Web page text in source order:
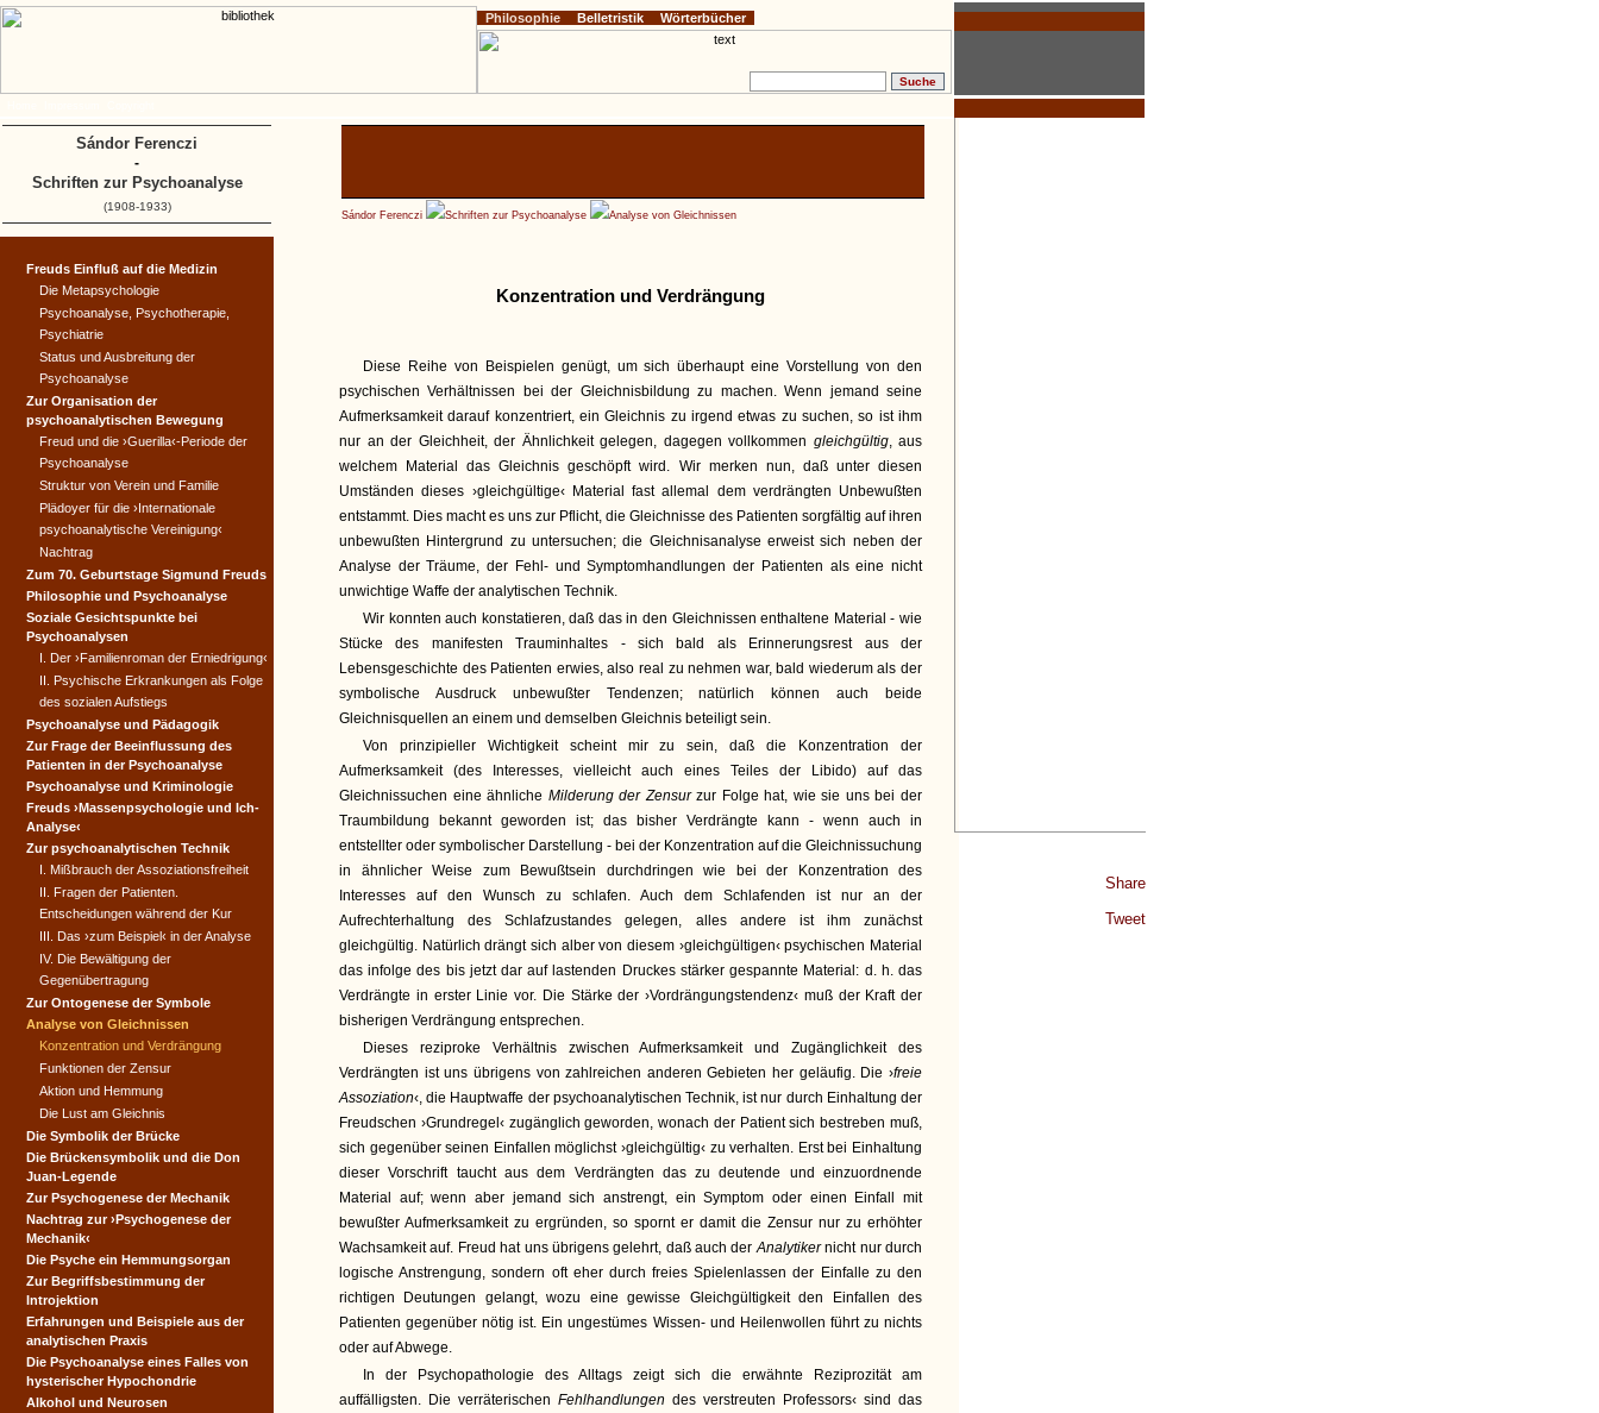
Share
Tweet
Sándor Ferenczi Schriften zur Psychoanalyse Analyse von Gleichnissen
Konzentration und Verdrängung
Diese Reihe von Beispielen genügt, um sich überhaupt eine Vorstellung von den
psychischen Verhältnissen bei der Gleichnisbildung zu machen. Wenn jemand seine
Aufmerksamkeit darauf konzentriert, ein Gleichnis zu irgend etwas zu suchen, so ist ihm
nur an der Gleichheit, der Ähnlichkeit gelegen, dagegen vollkommen gleichgültig, aus
welchem Material das Gleichnis geschöpft wird. Wir merken nun, daß unter diesen
Umständen dieses ›gleichgültige‹ Material fast allemal dem verdrängten Unbewußten
entstammt. Dies macht es uns zur Pflicht, die Gleichnisse des Patienten sorgfältig auf ihren
unbewußten Hintergrund zu untersuchen; die Gleichnisanalyse erweist sich neben der
Analyse der Träume, der Fehl- und Symptomhandlungen der Patienten als eine nicht
unwichtige Waffe der analytischen Technik.
Wir konnten auch konstatieren, daß das in den Gleichnissen enthaltene Material - wie
Stücke des manifesten Trauminhaltes - sich bald als Erinnerungsrest aus der
Lebensgeschichte des Patienten erwies, also real zu nehmen war, bald wiederum als der
symbolische Ausdruck unbewußter Tendenzen; natürlich können auch beide
Gleichnisquellen an einem und demselben Gleichnis beteiligt sein.
Von prinzipieller Wichtigkeit scheint mir zu sein, daß die Konzentration der
Aufmerksamkeit (des Interesses, vielleicht auch eines Teiles der Libido) auf das
Gleichnissuchen eine ähnliche Milderung der Zensurzur Folge hat, wie sie uns bei der
Traumbildung bekannt geworden ist; das bisher Verdrängte kann - wenn auch in
entstellter oder symbolischer Darstellung - bei der Konzentration auf die Gleichnissuchung
in ähnlicher Weise zum Bewußtsein durchdringen wie bei der Konzentration des
Interesses auf den Wunsch zu schlafen. Auch dem Schlafenden ist nur an der
Aufrechterhaltung des Schlafzustandes gelegen, alles andere ist ihm zunächst
gleichgültig. Natürlich drängt sich alber von diesem ›gleichgültigen‹ psychischen Material
das infolge des bis jetzt dar auf lastenden Druckes stärker gespannte Material: d. h. das
Verdrängte in erster Linie vor. Die Stärke der ›Vordrängungstendenz‹ muß der Kraft der
bisherigen Verdrängung entsprechen.
Dieses reziproke Verhältnis zwischen Aufmerksamkeit und Zugänglichkeit des
Verdrängten ist uns übrigens von zahlreichen anderen Gebieten her geläufig. Die ›freie
Assoziation‹, die Hauptwaffe der psychoanalytischen Technik, ist nur durch Einhaltung der
Freudschen ›Grundregel‹ zugänglich geworden, wonach der Patient sich bestreben muß,
sich gegenüber seinen Einfallen möglichst ›gleichgültig‹ zu verhalten. Erst bei Einhaltung
dieser Vorschrift taucht aus dem Verdrängten das zu deutende und einzuordnende
Material auf; wenn aber jemand sich anstrengt, ein Symptom oder einen Einfall mit
bewußter Aufmerksamkeit zu ergründen, so spornt er damit die Zensur nur zu erhöhter
Wachsamkeit auf. Freud hat uns übrigens gelehrt, daß auch derAnalytikernicht nur durch
logische Anstrengung, sondern oft eher durch freies Spielenlassen der Einfalle zu den
richtigen Deutungen gelangt, wozu eine gewisse Gleichgültigkeit den Einfallen des
Patienten gegenüber nötig ist. Ein ungestümes Wissen- und Heilenwollen führt zu nichts
oder auf Abwege.
In der Psychopathologie des Alltags zeigt sich die erwähnte Reziprozität am
auffälligsten. Die verräterischen Fehlhandlungen des verstreuten Professors‹ sind das
Freuds Einfluß auf die Medizin
Die Metapsychologie
Psychoanalyse, Psychotherapie,
Psychiatrie
Status und Ausbreitung der
Psychoanalyse
Zur Organisation der
psychoanalytischen Bewegung
Freud und die ›Guerilla‹-Periode der
Psychoanalyse
Struktur von Verein und Familie
Plädoyer für die ›Internationale
psychoanalytische Vereinigung‹
Nachtrag
Zum 70. Geburtstage Sigmund Freuds
Philosophie und Psychoanalyse
Soziale Gesichtspunkte bei
Psychoanalysen
I. Der ›Familienroman der Erniedrigung‹
II. Psychische Erkrankungen als Folge
des sozialen Aufstiegs
Psychoanalyse und Pädagogik
Zur Frage der Beeinflussung des
Patienten in der Psychoanalyse
Psychoanalyse und Kriminologie
Freuds ›Massenpsychologie und Ich-
Analyse‹
Zur psychoanalytischen Technik
I. Mißbrauch der Assoziationsfreiheit
II. Fragen der Patienten.
Entscheidungen während der Kur
III. Das ›zum Beispiel‹ in der Analyse
IV. Die Bewältigung der
Gegenübertragung
Zur Ontogenese der Symbole
Analyse von Gleichnissen
Konzentration und Verdrängung
Funktionen der Zensur
Aktion und Hemmung
Die Lust am Gleichnis
Die Symbolik der Brücke
Die Brückensymbolik und die Don
Juan-Legende
Zur Psychogenese der Mechanik
Nachtrag zur ›Psychogenese der
Mechanik‹
Die Psyche ein Hemmungsorgan
Zur Begriffsbestimmung der
Introjektion
Erfahrungen und Beispiele aus der
analytischen Praxis
Die Psychoanalyse eines Falles von
hysterischer Hypochondrie
Alkohol und Neurosen
Philosophie Belletristik Wörterbücher
Sándor Ferenczi
-
Schriften zur Psychoanalyse
(1908-1933)